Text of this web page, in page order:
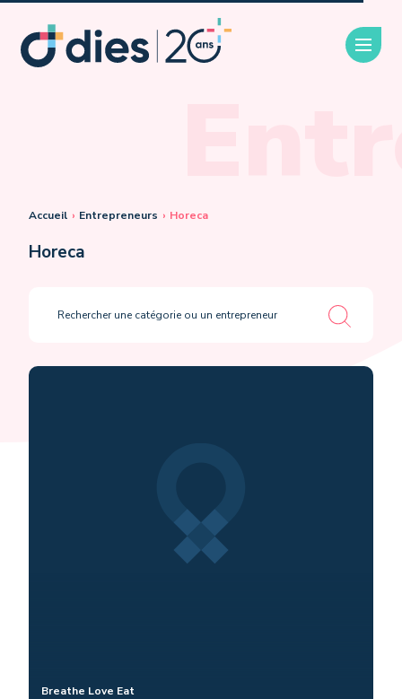
Accueil › Entrepreneurs › Horeca
Horeca
Breathe Love Eat